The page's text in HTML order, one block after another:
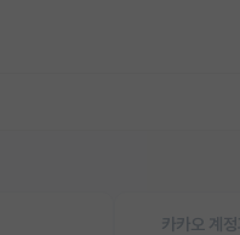
카카오 계